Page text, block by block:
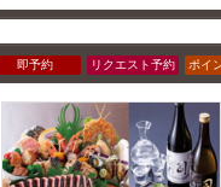
即予約 リクエスト予約 ポイ